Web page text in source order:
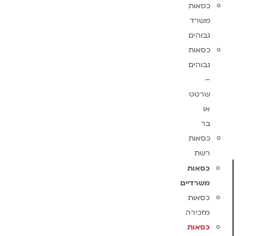
כסאות
משרד
גבוהים
כסאות
גבוהים
–
שרטט
או
בר
כסאות
רשת
כסאות
משרדיים
כסאות
מזכירה
כסאות